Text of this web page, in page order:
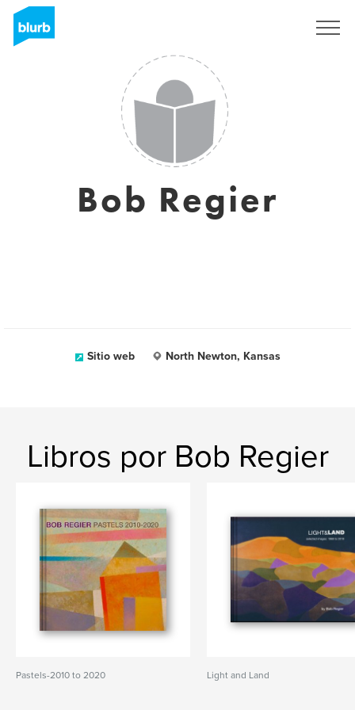
Bob Regier
Sitio web North Newton, Kansas
Libros por Bob Regier
Pastels-2010 to 2020 Light and Land